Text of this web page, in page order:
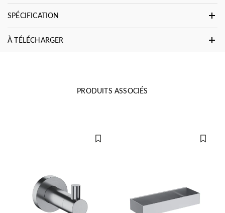
SPÉCIFICATION
À TÉLÉCHARGER
PRODUITS ASSOCIÉS